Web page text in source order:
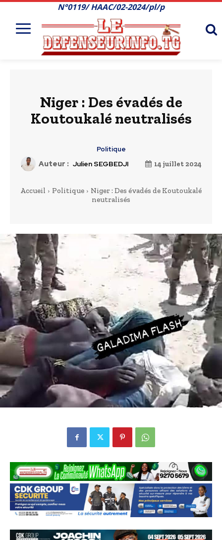
N°0119/ HAAC/02-2024/pl/p
Niger : Des évadés de
Koutoukalé neutralisés
Politique
Auteur : Julien SEGBEDJI 14 juillet 2024
Accueil Politique
Niger : Des évadés de Koutoukalé
neutralisés